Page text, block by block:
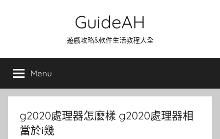
GuideAH
遊戲攻略&軟件生活教程大全
Menu
g2020處理器怎麼樣 g2020處理器相
當於i幾